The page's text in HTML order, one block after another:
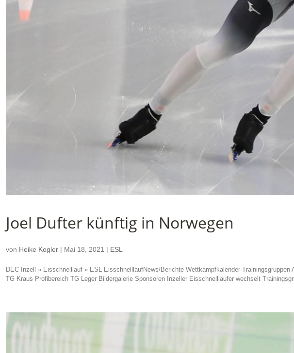
Joel Dufter künftig in Norwegen
von Heike Kogler | Mai 18, 2021 | ESL
DEC Inzell » Eisschnelllauf » ESL EisschnelllaufNews/Berichte Wettkampfkalender
TG Kraus Profibereich TG Leger Bildergalerie Sponsoren Inzeller Eisschnellläufer wechselt